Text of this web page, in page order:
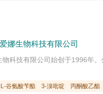
娜生物科技有限公司
L-谷氨酸苄酯 3-溴吡啶 丙酮酸乙酯